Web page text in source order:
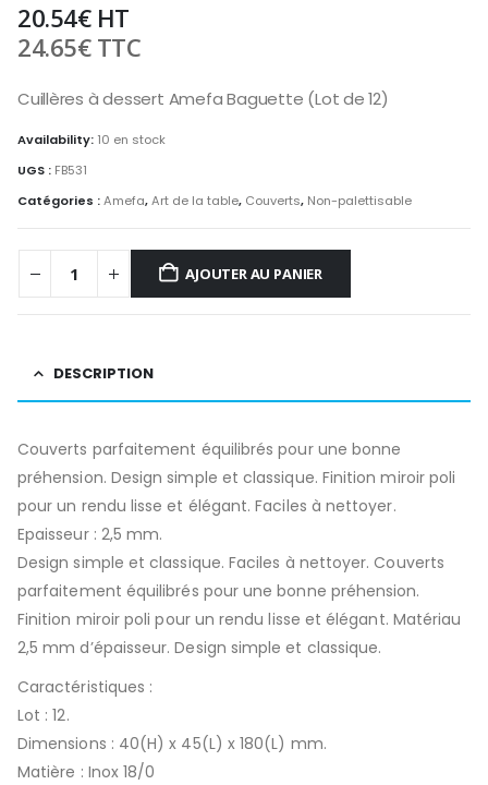
20.54€HT
24.65€TTC
Cuillères à dessert Amefa Baguette (Lot de 12)
Availability: 10 en stock
UGS : FB531
Catégories :Amefa,Art de la table, Couverts, Non-palettisable
AJOUTER AU PANIER
DESCRIPTION
Couverts parfaitement équilibrés pour une bonne
préhension. Design simple et classique. Finition miroir poli
pour un rendu lisse et élégant. Faciles à nettoyer.
Epaisseur : 2,5 mm.
Design simple et classique. Faciles à nettoyer. Couverts
parfaitement équilibrés pour une bonne préhension.
Finition miroir poli pour un rendu lisse et élégant. Matériau
2,5 mm d’épaisseur. Design simple et classique.
Caractéristiques :
Lot : 12.
Dimensions : 40(H) x 45(L) x 180(L) mm.
Matière : Inox 18/0